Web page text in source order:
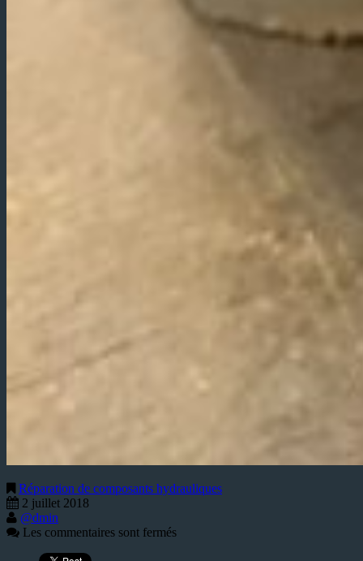
Réparation de composants hydrauliques
2 juillet 2018
@dmin
Les commentaires sont fermés